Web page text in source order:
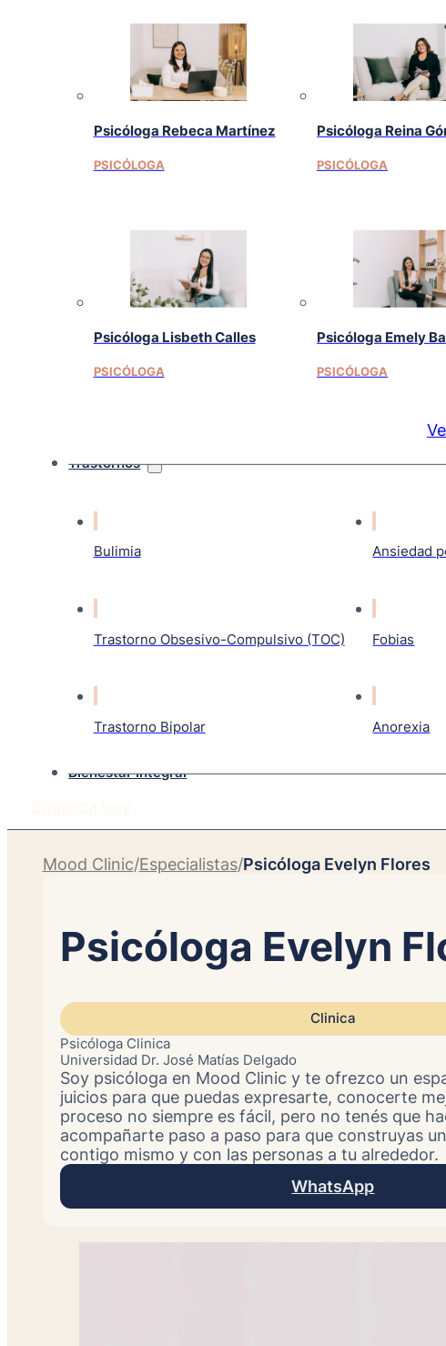
Psicóloga Rebeca Martínez
PSICÓLOGA
Psicóloga Reina
PSICÓLOGA
Psicóloga Lisbeth Calles
PSICÓLOGA
Psicóloga Emely
PSICÓLOGA
Trastornos
Bulimia Ansiedad
Trastorno Obsesivo-Compulsivo (TOC) Fobias
Trastorno Bipolar Anorexia
Bienestar Integral
Mood Clinic/Especialistas/Psicóloga Evelyn Flores
Psicóloga Evelyn
Clinica
Psicóloga Clinica
Universidad Dr. José Matías Delgado
Soy psicóloga en Mood Clinic y te ofrezco un
juicios para que puedas expresarte, conocerte
proceso no siempre es fácil, pero no tenés que
acompañarte paso a paso para que construyas
contigo mismo y con las personas a tu alrededor.
WhatsApp